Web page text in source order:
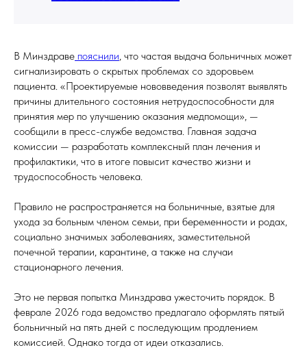
В Минздраве пояснили, что частая выдача больничных может
сигнализировать о скрытых проблемах со здоровьем
пациента. «Проектируемые нововведения позволят выявлять
причины длительного состояния нетрудоспособности для
принятия мер по улучшению оказания медпомощи», —
сообщили в пресс-службе ведомства. Главная задача
комиссии — разработать комплексный план лечения и
профилактики, что в итоге повысит качество жизни и
трудоспособность человека.
Правило не распространяется на больничные, взятые для
ухода за больным членом семьи, при беременности и родах,
социально значимых заболеваниях, заместительной
почечной терапии, карантине, а также на случаи
стационарного лечения.
Это не первая попытка Минздрава ужесточить порядок. В
феврале 2026 года ведомство предлагало оформлять пятый
больничный на пять дней с последующим продлением
комиссией. Однако тогда от идеи отказались.